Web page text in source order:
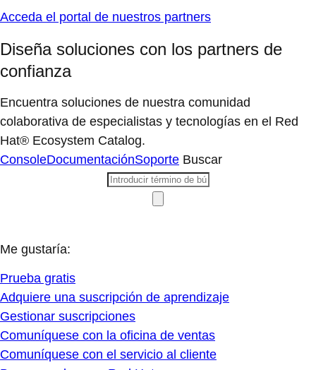
Acceda el portal de nuestros partners
Diseña soluciones con los partners de
confianza
Encuentra soluciones de nuestra comunidad
colaborativa de especialistas y tecnologías en el Red
Hat® Ecosystem Catalog.
ConsoleDocumentaciónSoporte Buscar
Me gustaría:
Prueba gratis
Adquiere una suscripción de aprendizaje
Gestionar suscripciones
Comuníquese con la oficina de ventas
Comuníquese con el servicio al cliente